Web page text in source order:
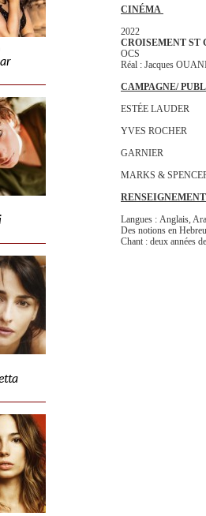
CINÉMA
2022
CROISEMENT ST
OCS
Réal : Jacques
CAMPAGNE/
ESTÉE LAUDER
YVES ROCHER
GARNIER
MARKS &
Langues : Anglais,
Des notions en
Chant : deux années